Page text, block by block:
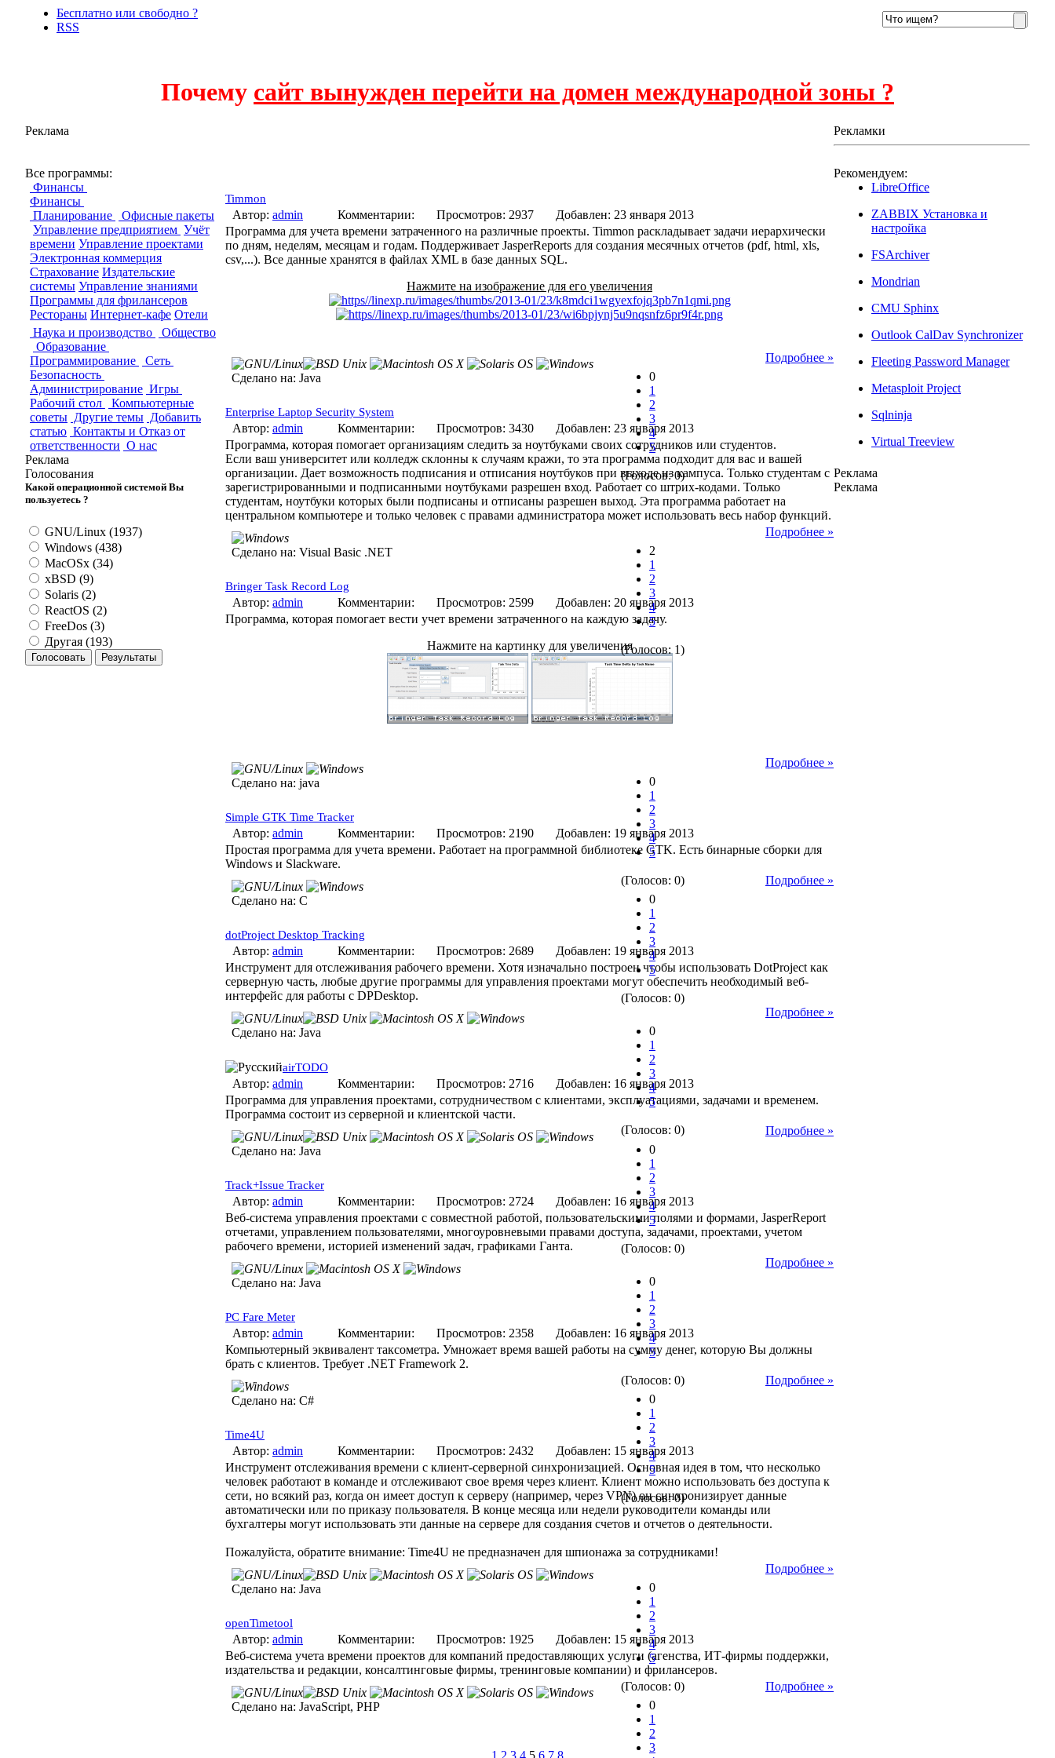
Бесплатно или свободно ?
RSS
Почему сайт вынужден перейти на домен международной зоны ?
Реклама
Все программы:
Финансы
Финансы
Планирование
Офисные пакеты
Управление предприятием Учёт
времени Управление проектами
Электронная коммерция
Страхование Издательские
системы Управление знаниями
Программы для фрилансеров
Рестораны Интернет-кафе Отели
Наука и производство
Общество
Образование
Программирование
Сеть
Безопасность
Администрирование Игры
Рабочий стол
Компьютерные
советы Другие темы Добавить
статью Контакты и Отказ от
ответственности О нас
Реклама
Голосования
Какой операционной системой Вы
пользуетесь ?
GNU/Linux (1937)
Windows (438)
MacOSx (34)
xBSD (9)
Solaris (2)
ReactOS (2)
FreeDos (3)
Другая (193)
Timmon
Автор: admin Комментарии: Просмотров: 2937
Добавлен: 23 января 2013
Программа для учета времени затраченного на различные проекты. Timmon раскладывает задачи иерархически
по дням, неделям, месяцам и годам. Поддерживает JasperReports для создания месячных отчетов (pdf, html, xls,
csv,...). Все данные хранятся в файлах XML в базе данных SQL.
Нажмите на изображение для его увеличения
Сделано на: Java
0
1
2
3
4
5
(Голосов: 0)
Подробнее »
Enterprise Laptop Security System
Автор: admin Комментарии: Просмотров: 3430
Добавлен: 23 января 2013
Программа, которая помогает организациям следить за ноутбуками своих сотрудников или студентов.
Если ваш университет или колледж склонны к случаям кражи, то эта программа подходит для вас и вашей
организации. Дает возможность подписания и отписания ноутбуков при выходе из кампуса. Только студентам с
зарегистрированными и подписанными ноутбуками разрешен вход. Работает со штрих-кодами. Только
студентам, ноутбуки которых были подписаны и отписаны разрешен выход. Эта программа работает на
центральном компьютере и только человек с правами администратора может использовать весь набор функций.
Сделано на: Visual Basic .NET
2
1
2
3
4
5
(Голосов: 1)
Подробнее »
Bringer Task Record Log
Автор: admin Комментарии: Просмотров: 2599
Добавлен: 20 января 2013
Программа, которая помогает вести учет времени затраченного на каждую задачу.
Нажмите на картинку для увеличения
Сделано на: java
0
1
2
3
4
5
(Голосов: 0)
Подробнее »
Simple GTK Time Tracker
Автор: admin Комментарии: Просмотров: 2190
Добавлен: 19 января 2013
Простая программа для учета времени. Работает на программной библиотеке GTK. Есть бинарные сборки для
Windows и Slackware.
Сделано на: C
0
1
2
3
4
5
(Голосов: 0)
Подробнее »
dotProject Desktop Tracking
Автор: admin Комментарии: Просмотров: 2689
Добавлен: 19 января 2013
Инструмент для отслеживания рабочего времени. Хотя изначально построен чтобы использовать DotProject как
серверную часть, любые другие программы для управления проектами могут обеспечить необходимый веб-
интерфейс для работы с DPDesktop.
Сделано на: Java
0
1
2
3
4
5
(Голосов: 0)
Подробнее »
airTODO
Автор: admin Комментарии: Просмотров: 2716
Добавлен: 16 января 2013
Программа для управления проектами, сотрудничеством с клиентами, эксплуатациями, задачами и временем.
Программа состоит из серверной и клиентской части.
Сделано на: Java
0
1
2
3
4
5
(Голосов: 0)
Подробнее »
Track+Issue Tracker
Автор: admin Комментарии: Просмотров: 2724
Добавлен: 16 января 2013
Веб-система управления проектами с совместной работой, пользовательскими полями и формами, JasperReport
отчетами, управлением пользователями, многоуровневыми правами доступа, задачами, проектами, учетом
рабочего времени, историей изменений задач, графиками Ганта.
Сделано на: Java
0
1
2
3
4
5
(Голосов: 0)
Подробнее »
PC Fare Meter
Автор: admin Комментарии: Просмотров: 2358
Добавлен: 16 января 2013
Компьютерный эквивалент таксометра. Умножает время вашей работы на сумму денег, которую Вы должны
брать с клиентов. Требует .NET Framework 2.
Сделано на: C#
0
1
2
3
4
5
(Голосов: 0)
Подробнее »
Time4U
Автор: admin Комментарии: Просмотров: 2432
Добавлен: 15 января 2013
Инструмент отслеживания времени с клиент-серверной синхронизацией. Основная идея в том, что несколько
человек работают в команде и отслеживают свое время через клиент. Клиент можно использовать без доступа к
сети, но всякий раз, когда он имеет доступ к серверу (например, через VPN) он синхронизирует данные
автоматически или по приказу пользователя. В конце месяца или недели руководители команды или
бухгалтеры могут использовать эти данные на сервере для создания счетов и отчетов о деятельности.
Пожалуйста, обратите внимание: Time4U не предназначен для шпионажа за сотрудниками!
Сделано на: Java
0
1
2
3
4
5
(Голосов: 0)
Подробнее »
openTimetool
Автор: admin Комментарии: Просмотров: 1925
Добавлен: 15 января 2013
Веб-система учета времени проектов для компаний предоставляющих услуги (агенства, ИТ-фирмы поддержки,
издательства и редакции, консалтинговые фирмы, тренинговые компании) и фрилансеров.
Сделано на: JavaScript, PHP
0
1
2
3
Подробнее »
1 2 3 4 5 6 7 8
Рекламки
Рекомендуем:
LibreOffice
ZABBIX Установка и
настройка
FSArchiver
Mondrian
CMU Sphinx
Outlook CalDav Synchronizer
Fleeting Password Manager
Metasploit Project
Sqlninja
Virtual Treeview
Реклама
Реклама